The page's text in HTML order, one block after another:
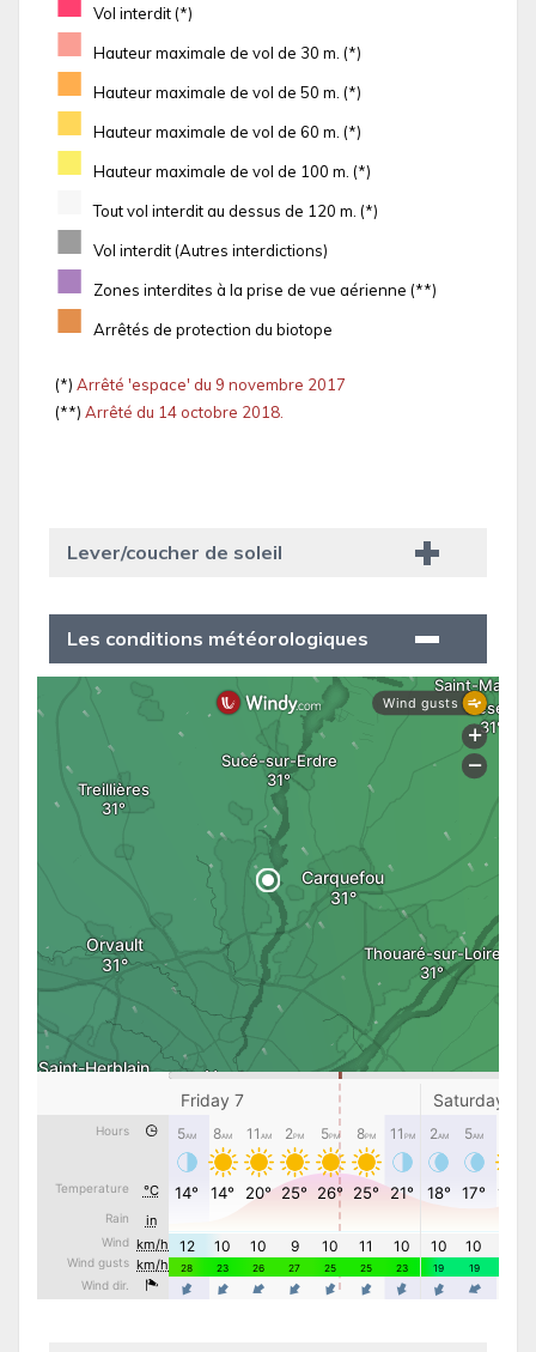
Vol interdit (*)
■ Hauteur maximale de vol de 30 m. (*)
■ Hauteur maximale de vol de 50 m. (*)
■ Hauteur maximale de vol de 60 m. (*)
■ Hauteur maximale de vol de 100 m. (*)
Tout vol interdit au dessus de 120 m. (*)
■ Vol interdit (Autres interdictions)
■ Zones interdites à la prise de vue aérienne (**)
■ Arrêtés de protection du biotope
(*) Arrêté 'espace' du 9 novembre 2017
(**) Arrêté du 14 octobre 2018.
Lever/coucher de soleil
Les conditions météorologiques